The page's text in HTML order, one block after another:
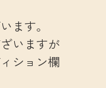
ます。
いますが
ション欄